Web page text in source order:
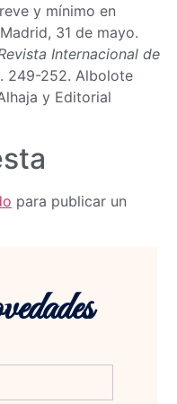
y mínimo en
31 de mayo.
Internacional de
249-252. Albolote
y Editorial
para publicar un